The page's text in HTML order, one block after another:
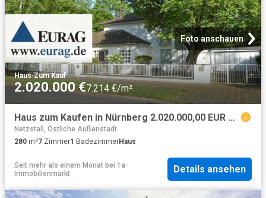
Foto anschauen
Haus·Zum Kauf
2.020.000 €7.214 €/m²
Haus zum Kaufen in Nürnberg 2.020.000,00 EUR 280 m²
Netzstall, Östliche Außenstadt
280 m²7 Zimmer1 BadezimmerHaus
Seit mehr als einem Monat bei 1a-
Immobilienmarkt
Details ansehen